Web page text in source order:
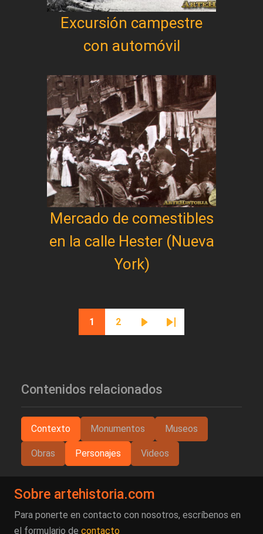
Excursión campestre
con automóvil
Mercado de comestibles
en la calle Hester (Nueva
York)
Paginación
Página actual
1
Página
2
Siguiente página
Última página
Contenidos relacionados
Contexto Monumentos Museos
Obras Personajes Videos
Sobre artehistoria.com
Para ponerte en contacto con nosotros, escríbenos en
el formulario de contacto